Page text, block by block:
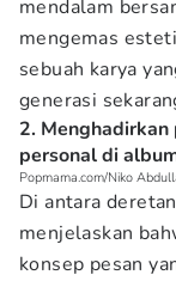
mendalam
mengemas
sebuah karya
generasi
2.
personal di
Popmama.com/Niko
Di antara
menjelaskan
konsep pesan